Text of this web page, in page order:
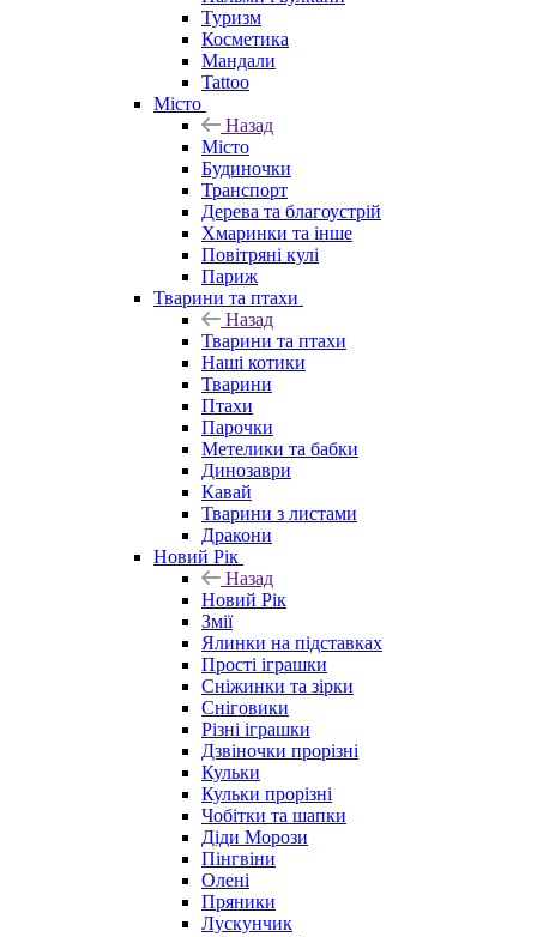
Туризм
Косметика
Мандали
Tattoo
Місто
Назад
Місто
Будиночки
Транспорт
Дерева та благоустрій
Хмаринки та інше
Повітряні кулі
Париж
Тварини та птахи
Назад
Тварини та птахи
Наші котики
Тварини
Птахи
Парочки
Метелики та бабки
Динозаври
Кавай
Тварини з листами
Дракони
Новий Рік
Назад
Новий Рік
Змії
Ялинки на підставках
Прості іграшки
Сніжинки та зірки
Сніговики
Різні іграшки
Дзвіночки прорізні
Кульки
Кульки прорізні
Чобітки та шапки
Діди Морози
Пінгвіни
Олені
Пряники
Лускунчик